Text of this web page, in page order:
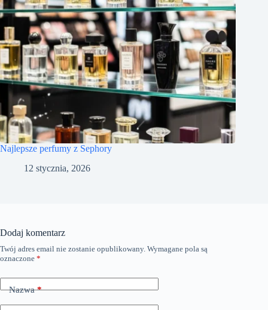
Najlepsze perfumy z Sephory
12 stycznia, 2026
Dodaj komentarz
Twój adres email nie zostanie opublikowany. Wymagane pola są
oznaczone *
Nazwa*